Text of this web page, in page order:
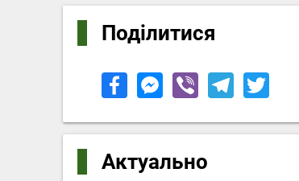
Поділитися
Актуально